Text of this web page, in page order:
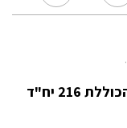
הועדה המחוזית אישרה תכנית הבניה הכוללת 216 יח"ד